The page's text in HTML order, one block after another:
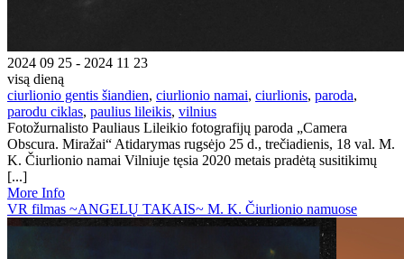
2024 09 25 - 2024 11 23
visą dieną
ciurlionio gentis šiandien, ciurlionio namai, ciurlionis, paroda,
parodu ciklas, paulius lileikis, vilnius
Fotožurnalisto Pauliaus Lileikio fotografijų paroda „Camera
Obscura. Miražai“ Atidarymas rugsėjo 25 d., trečiadienis, 18 val. M.
K. Čiurlionio namai Vilniuje tęsia 2020 metais pradėtą susitikimų
[...]
More Info
VR filmas ~ANGELŲ TAKAIS~ M. K. Čiurlionio namuose